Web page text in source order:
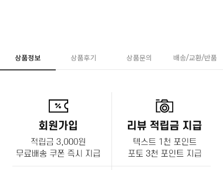
상품정보 상품후기 상품문의 배송/교환/반품